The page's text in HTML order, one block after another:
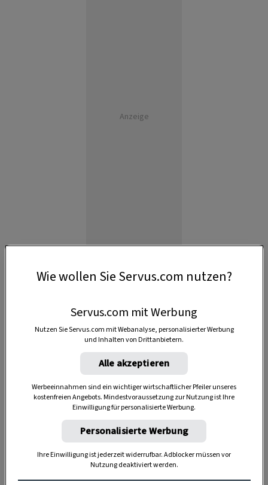
Anzeige
SPEICHERN DRUCKEN
Zutaten
2
Backerl à 400 g
Wie wollen Sie Servus.com nutzen?
Servus.com mit Werbung
Nutzen Sie Servus.com mit Webanalyse, personalisierter Werbung
und Inhalten von Drittanbietern.
Alle akzeptieren
Werbeeinnahmen sind ein wichtiger wirtschaftlicher Pfeiler unseres
kostenfreien Angebots. Mindestvoraussetzung zur Nutzung ist Ihre
Einwilligung für personalisierte Werbung.
Personalisierte Werbung
Ihre Einwilligung ist jederzeit widerrufbar. Adblocker müssen vor
Nutzung deaktiviert werden.